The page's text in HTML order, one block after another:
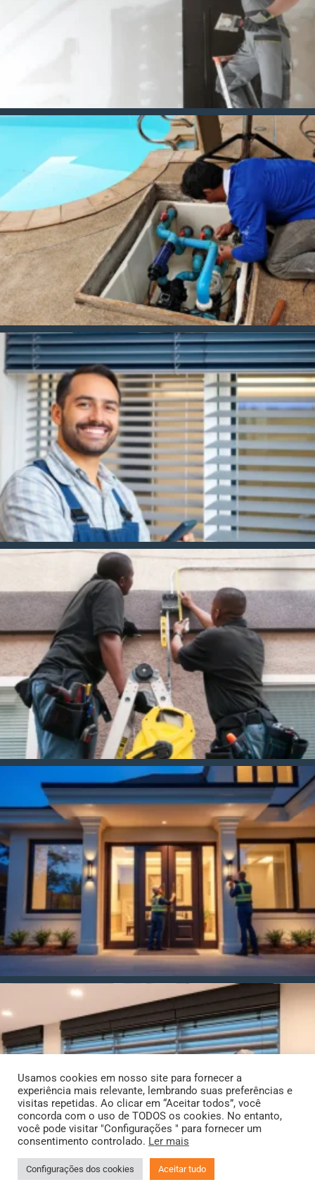
Usamos cookies em nosso site para fornecer a
experiência mais relevante, lembrando suas preferências e
visitas repetidas. Ao clicar em “Aceitar todos”, você
concorda com o uso de TODOS os cookies. No entanto,
você pode visitar "Configurações " para fornecer um
consentimento controlado. Ler mais
Configurações dos cookies Aceitar tudo